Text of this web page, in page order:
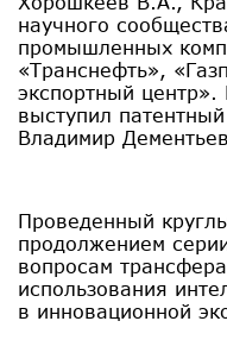
научного
промышленных
«Транснефть»,
экспортный
выступил
Владимир
Проведенный
продолжением
вопросам
использования
в инновационной